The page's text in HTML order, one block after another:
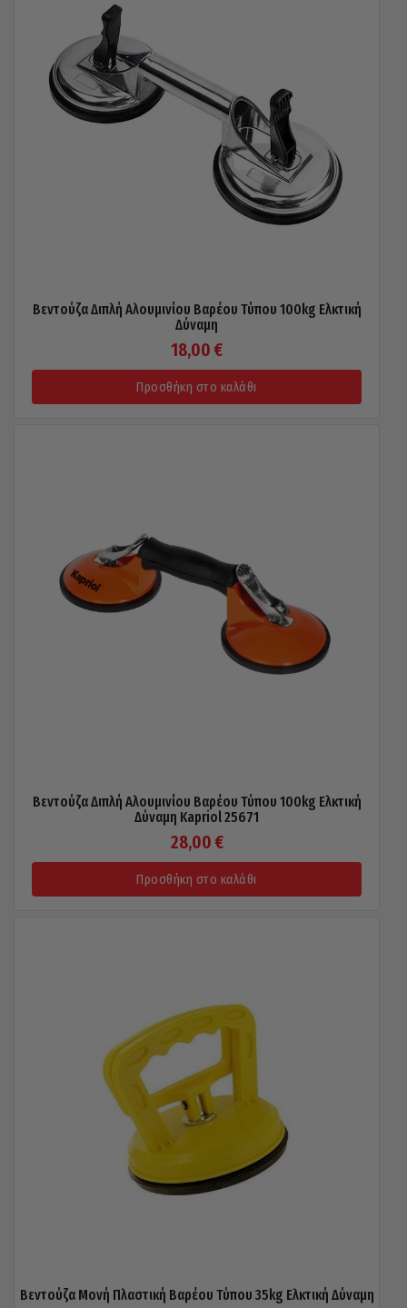
Βεντούζα Διπλή Αλουμινίου Βαρέου Τύπου 100kg Ελκτική
Δύναμη
18,00 €
Προσθήκη στο καλάθι
Βεντούζα Διπλή Αλουμινίου Βαρέου Τύπου 100kg Ελκτική
Δύναμη Kapriol 25671
28,00 €
Προσθήκη στο καλάθι
Βεντούζα Μονή Πλαστική Βαρέου Τύπου 35kg Ελκτική Δύναμη